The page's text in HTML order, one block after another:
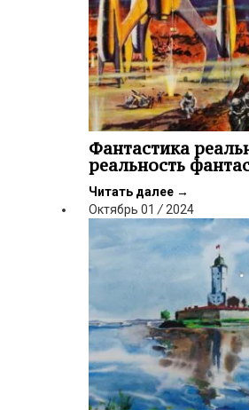
Фантастика
реальность
Читать далее →
Октябрь 01 / 2024